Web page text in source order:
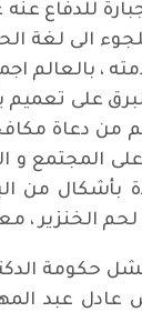
للدفاع
الى لغة
، بالعالم
على تعميم
من دعاة
المجتمع و
بأشكال من
الخنزير ،
حكومة
الرئيس عادل